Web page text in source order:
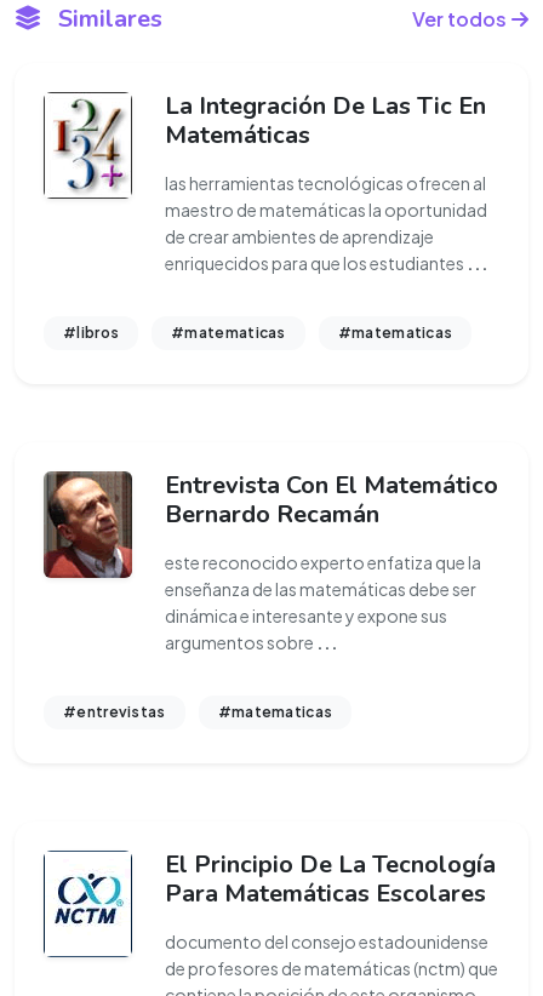
Similares Ver todos
La Integración De Las Tic En
Matemáticas
las herramientas tecnológicas ofrecen al
maestro de matemáticas la oportunidad
de crear ambientes de aprendizaje
enriquecidos para que los estudiantes ...
#libros #matematicas #matematicas
Entrevista Con El Matemático
Bernardo Recamán
este reconocido experto enfatiza que la
enseñanza de las matemáticas debe ser
dinámica e interesante y expone sus
argumentos sobre ...
#entrevistas #matematicas
El Principio De La Tecnología
Para Matemáticas Escolares
documento del consejo estadounidense
de profesores de matemáticas (nctm) que